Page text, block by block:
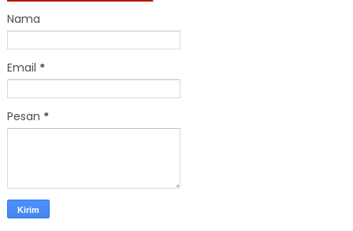
Nama
Email *
Pesan *